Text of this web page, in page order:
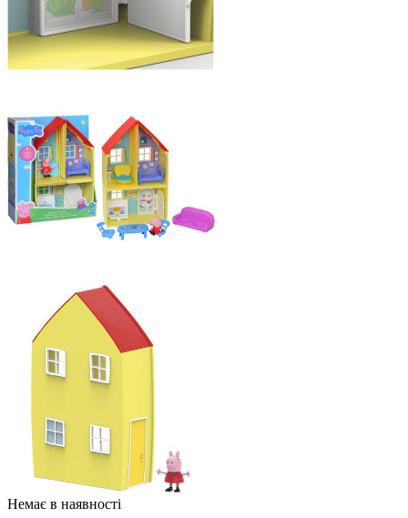
Немає в наявності